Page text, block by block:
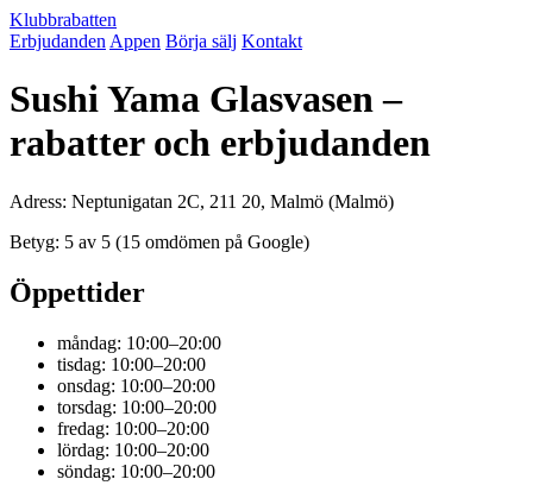
Klubbrabatten
Erbjudanden Appen Börja sälj Kontakt
Sushi Yama Glasvasen –
rabatter och erbjudanden
Adress: Neptunigatan 2C, 211 20, Malmö (Malmö)
Betyg: 5 av 5 (15 omdömen på Google)
Öppettider
måndag: 10:00–20:00
tisdag: 10:00–20:00
onsdag: 10:00–20:00
torsdag: 10:00–20:00
fredag: 10:00–20:00
lördag: 10:00–20:00
söndag: 10:00–20:00